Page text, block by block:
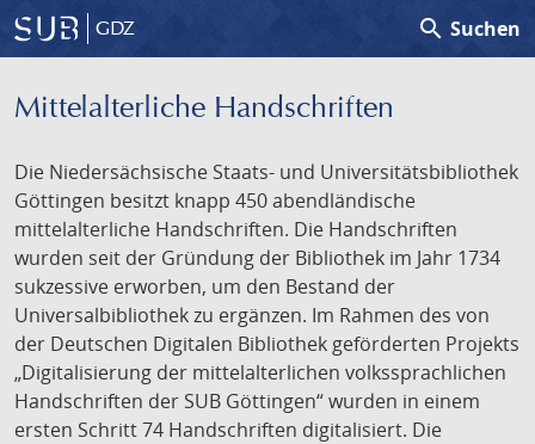
GDZ search Suchen
Mittelalterliche Handschriften
Die Niedersächsische Staats- und Universitätsbibliothek
Göttingen besitzt knapp 450 abendländische
mittelalterliche Handschriften. Die Handschriften
wurden seit der Gründung der Bibliothek im Jahr 1734
sukzessive erworben, um den Bestand der
Universalbibliothek zu ergänzen. Im Rahmen des von
der Deutschen Digitalen Bibliothek geförderten Projekts
„Digitalisierung der mittelalterlichen volkssprachlichen
Handschriften der SUB Göttingen“ wurden in einem
ersten Schritt 74 Handschriften digitalisiert. Die